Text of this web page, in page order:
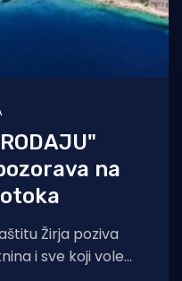
na
Žirja poziva
i sve koji vole